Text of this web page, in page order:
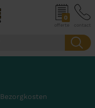
0
offerte contact
Bezorgkosten